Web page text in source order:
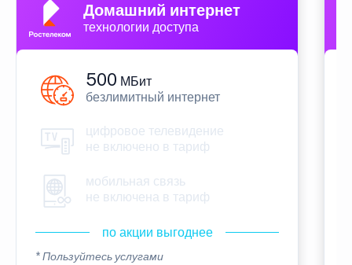
Домашний интернет
технологии доступа
500 МБит
безлимитный интернет
цифровое телевидение
не включено в тариф
мобильная связь
не включена в тариф
по акции выгоднее
* Пользуйтесь услугами